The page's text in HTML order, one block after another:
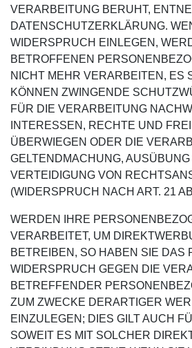
VERARBEITUNG BERUHT,
DATENSCHUTZERKLÄRUNG.
WIDERSPRUCH EINLEGEN,
BETROFFENEN
NICHT MEHR VERARBEITEN, ES
KÖNNEN ZWINGENDE
FÜR DIE VERARBEITUNG
INTERESSEN, RECHTE UND
ÜBERWIEGEN ODER DIE
GELTENDMACHUNG, AUSÜBUNG
VERTEIDIGUNG VON
(WIDERSPRUCH NACH ART. 21
WERDEN IHRE
VERARBEITET, UM
BETREIBEN, SO HABEN SIE DAS
WIDERSPRUCH GEGEN DIE
BETREFFENDER
ZUM ZWECKE DERARTIGER
EINZULEGEN; DIES GILT AUCH
SOWEIT ES MIT SOLCHER